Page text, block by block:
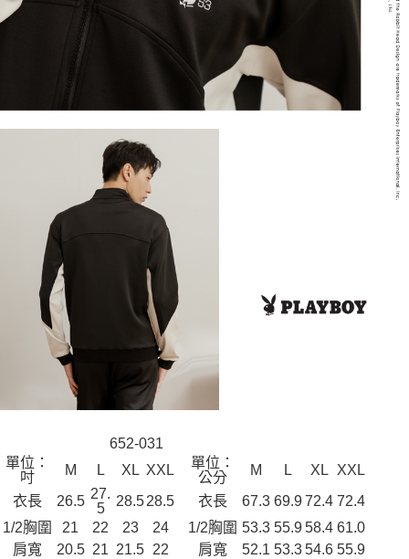
652-031
單位：
吋
M L XL XXL
單位：
公分
M L XL
XXL
衣長
26.5 27.
5
28.528.5 衣長 67.3 69.9 72.4 72.4
1/2胸圍
21 22 23 24 1/2胸圍 53.3 55.9 58.4 61.0
肩寬
20.5 21 21.5 22 肩寬 52.1 53.3 54.6 55.9